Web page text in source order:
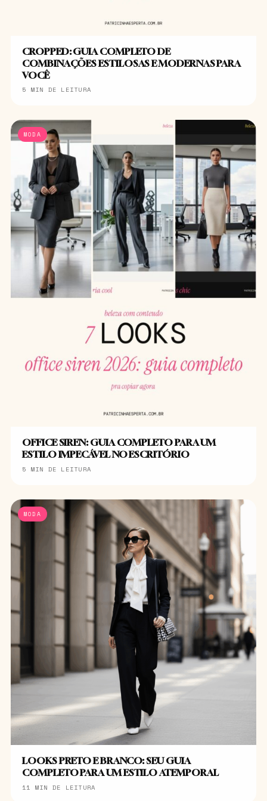
CROPPED: GUIA COMPLETO DE
COMBINAÇÕES ESTILOSAS E MODERNAS PARA
VOCÊ
5 MIN DE LEITURA
MODA
OFFICE SIREN: GUIA COMPLETO PARA UM
ESTILO IMPECÁVEL NO ESCRITÓRIO
5 MIN DE LEITURA
MODA
LOOKS PRETO E BRANCO: SEU GUIA
COMPLETO PARA UM ESTILO ATEMPORAL
11 MIN DE LEITURA